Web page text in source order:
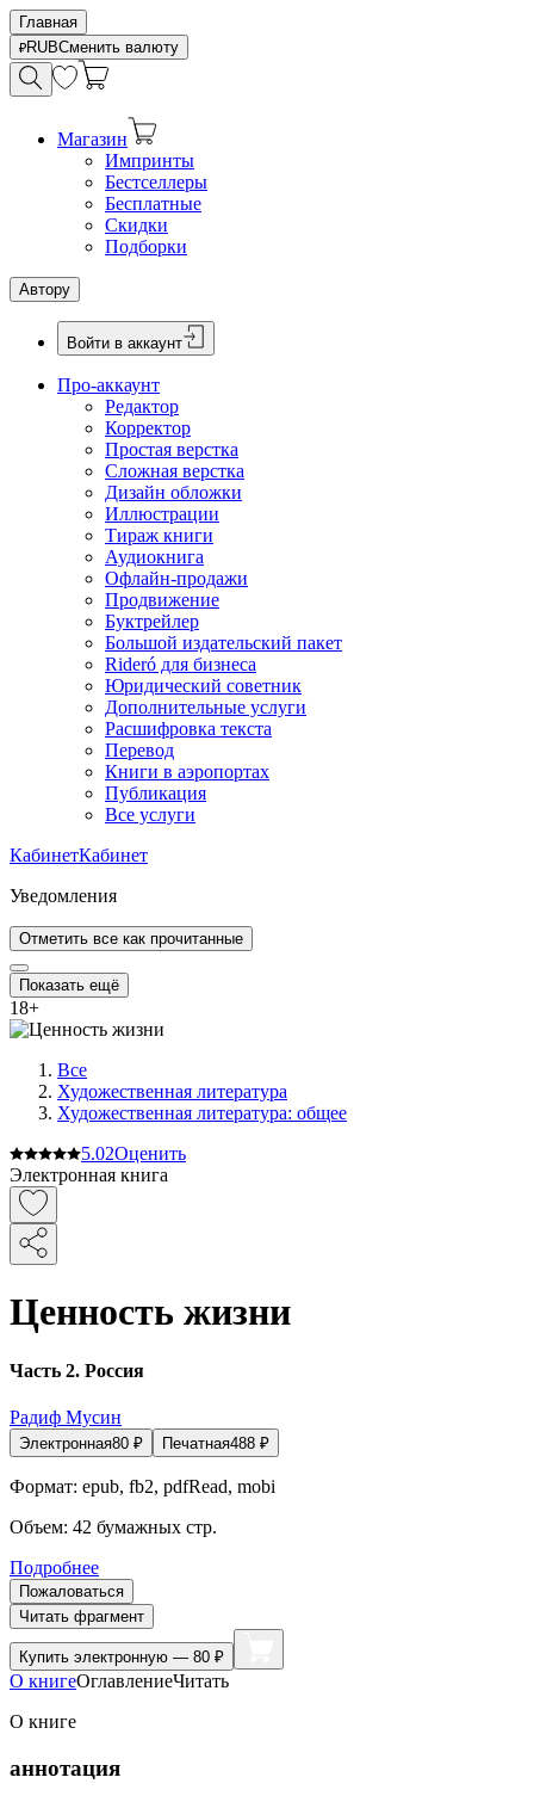
Главная
RUBСменить валюту
Магазин
Импринты
Бестселлеры
Бесплатные
Скидки
Подборки
Автору
Войти в аккаунт
Про-аккаунт
Редактор
Корректор
Простая верстка
Сложная верстка
Дизайн обложки
Иллюстрации
Тираж книги
Аудиокнига
Офлайн-продажи
Продвижение
Буктрейлер
Большой издательский пакет
Rideró для бизнеса
Юридический советник
Дополнительные услуги
Расшифровка текста
Перевод
Книги в аэропортах
Публикация
Все услуги
КабинетКабинет
Уведомления
Отметить все как прочитанные
Показать ещё
18+
Все
Художественная литература
Художественная литература: общее
5.02Оценить
Электронная книга
Ценность жизни
Часть 2. Россия
Радиф Мусин
Электронная80 ₽ Печатная488 ₽
Формат: epub, fb2, pdfRead, mobi
Объем: 42 бумажных стр.
Подробнее
Пожаловаться
Читать фрагмент
Купить электронную — 80 ₽
О книгеОглавлениеЧитать
О книге
аннотация